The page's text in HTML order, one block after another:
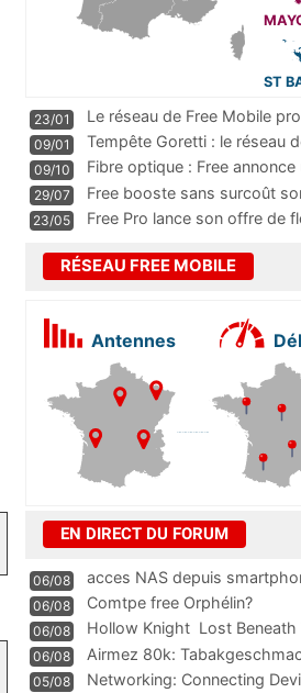
ST
23/01
Le réseau de Free Mobile
m
09/01
Tempête Goretti : le réseau
09/10
Fibre optique : Free
pass
29/07
Free booste sans surcoût
23/05 Free Pro lance son offre de
RÉSEAU FREE MOBILE
Antennes
EN DIRECT DU FORUM
06/08 acces NAS depuis
06/08 Comtpe free Orphélin?
06/08 Hollow Knight  Lost
06/08
Airmez 80k:
Technologie und Leistung im
05/08 Networking: Connecting